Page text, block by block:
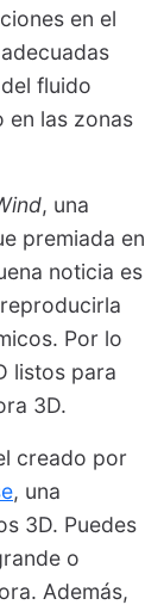
en el
fluido
en las zonas
, una
premiada en
noticia es
Por lo
listos para
3D.
creado por
, una
3D. Puedes
o
Además,